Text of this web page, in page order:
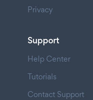
Privacy
Support
Help Center
Tutorials
Contact Support